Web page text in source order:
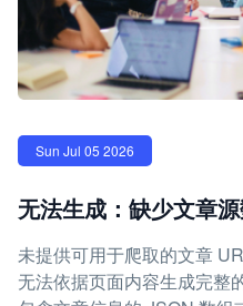
Sun Jul 05 2026
无法生成：缺少文章
未提供可用于爬取的文章
无法依据页面内容生成完整